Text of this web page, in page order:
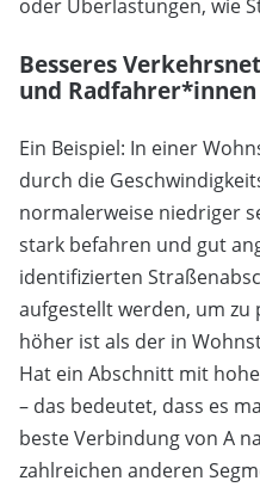
oder Überlastungen, wie
Besseres
und Radfahrer*innen
Ein Beispiel: In einer
durch die
normalerweise niedriger
stark befahren und gut
identifizierten
aufgestellt werden, um
höher ist als der in
Hat ein Abschnitt mit
– das bedeutet, dass es
beste Verbindung von A
zahlreichen anderen